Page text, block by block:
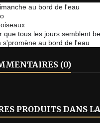
au bord de l'eau
que tous les jours semblent
s'promène au bord de l'eau
(0)
PRODUITS DANS